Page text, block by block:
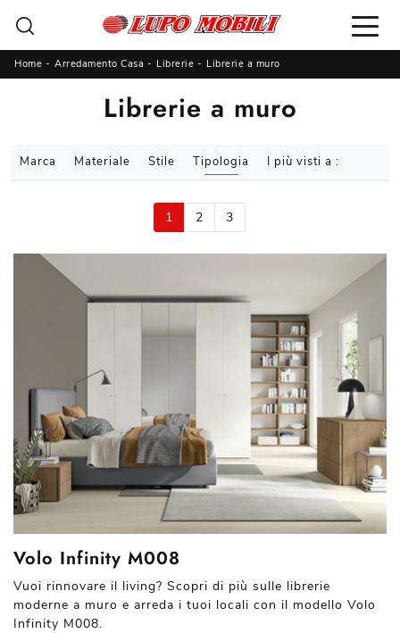
Home - Arredamento Casa - Librerie - Librerie a muro
Librerie a muro
Marca Materiale Stile Tipologia I più visti a :
1 2 3
Volo Infinity M008
Vuoi rinnovare il living? Scopri di più sulle librerie
moderne a muro e arreda i tuoi locali con il modello Volo
Infinity M008.